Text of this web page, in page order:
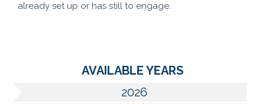
already set up or has still to engage.
AVAILABLE YEARS
2026